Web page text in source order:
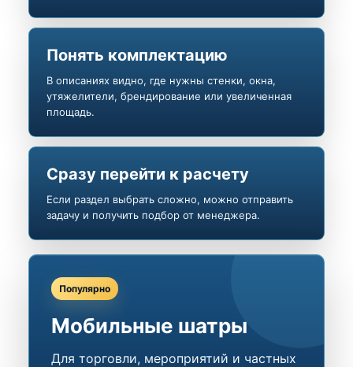
Понять комплектацию
В описаниях видно, где нужны стенки, окна,
утяжелители, брендирование или увеличенная
площадь.
Сразу перейти к расчету
Если раздел выбрать сложно, можно отправить
задачу и получить подбор от менеджера.
Популярно
Мобильные шатры
Для торговли, мероприятий и частных